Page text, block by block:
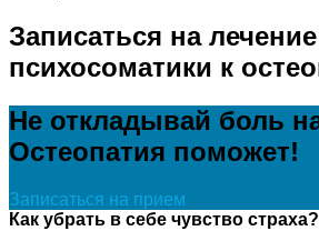
Записаться на лечение
психосоматики к
Не откладывай боль
Остеопатия поможет!
Записаться на прием
Как убрать в себе чувство страха?